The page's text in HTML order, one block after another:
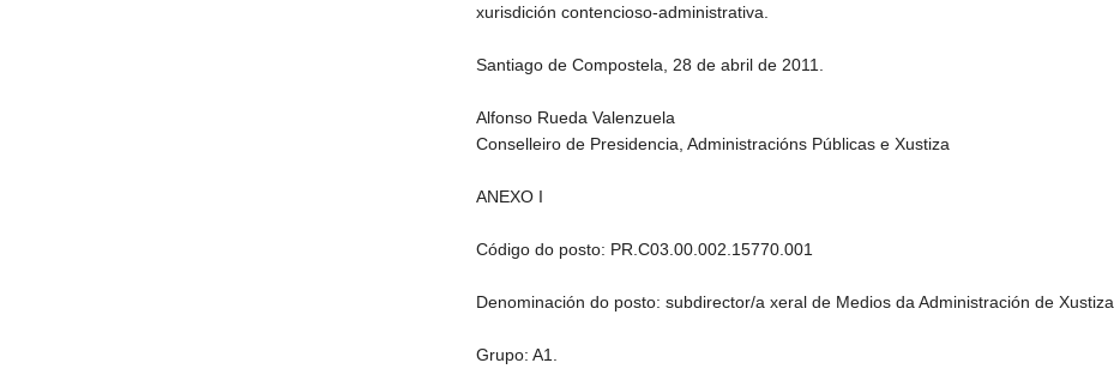
xurisdición contencioso-administrativa.
Santiago de Compostela, 28 de abril de 2011.
Alfonso Rueda Valenzuela
Conselleiro de Presidencia, Administracións Públicas e Xustiza
ANEXO I
Código do posto: PR.C03.00.002.15770.001
Denominación do posto: subdirector/a xeral de Medios da Administración de Xustiza
Grupo: A1.